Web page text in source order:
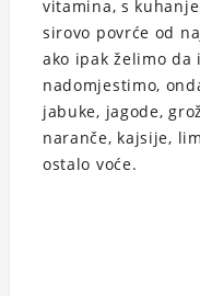
vitamina, s
sirovo povrće od
ako ipak želimo
nadomjestimo,
jabuke, jagode,
naranče, kajsije,
ostalo voće.